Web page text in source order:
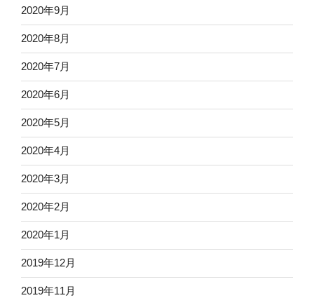
2020年9月
2020年8月
2020年7月
2020年6月
2020年5月
2020年4月
2020年3月
2020年2月
2020年1月
2019年12月
2019年11月